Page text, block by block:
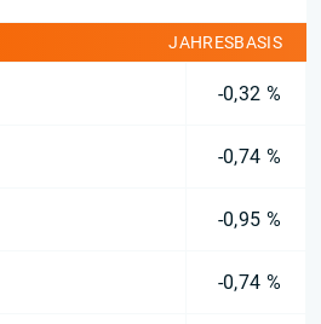
JAHRESBASIS
-0,32 %
-0,74 %
-0,95 %
-0,74 %